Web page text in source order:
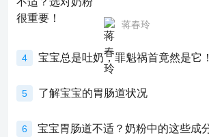
蒋春玲
4 宝宝总是吐奶，罪魁祸首竟然是它！
5 了解宝宝的胃肠道状况
6